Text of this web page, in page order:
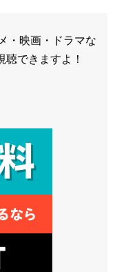
・映画・ドラマな
聴できますよ！